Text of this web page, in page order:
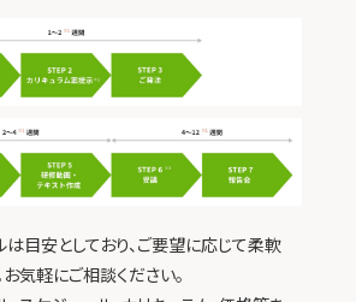
目安としており、ご要望に応じて柔軟
気軽にご相談ください。